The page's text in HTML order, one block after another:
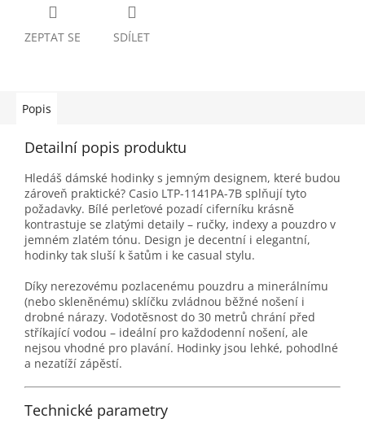
ZEPTAT SE SDÍLET
Popis
Detailní popis produktu
Hledáš dámské hodinky s jemným designem, které budou
zároveň praktické? Casio LTP-1141PA-7B splňují tyto
požadavky. Bílé perleťové pozadí ciferníku krásně
kontrastuje se zlatými detaily – ručky, indexy a pouzdro v
jemném zlatém tónu. Design je decentní i elegantní,
hodinky tak sluší k šatům i ke casual stylu.
Díky nerezovému pozlacenému pouzdru a minerálnímu
(nebo skleněnému) sklíčku zvládnou běžné nošení i
drobné nárazy. Vodotěsnost do 30 metrů chrání před
stříkající vodou – ideální pro každodenní nošení, ale
nejsou vhodné pro plavání. Hodinky jsou lehké, pohodlné
a nezatíží zápěstí.
Technické parametry